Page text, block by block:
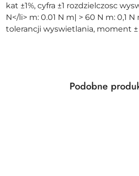
kat ±1%, cyfra ±1 rozdzielczosc
N</li> m: 0.01 N m| > 60 N m: 0,1
tolerancji wyswietlania, moment ±
Pomiń karuzelę produktów
Produkty
Podobne